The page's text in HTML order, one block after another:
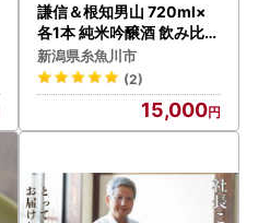
謙信＆根知男山 720ml×
各1本 純米吟醸酒 飲み比べ
セット 糸魚川地酒 新潟県
ビーリフト合同会社
新潟県糸魚川市
(2)
15,000